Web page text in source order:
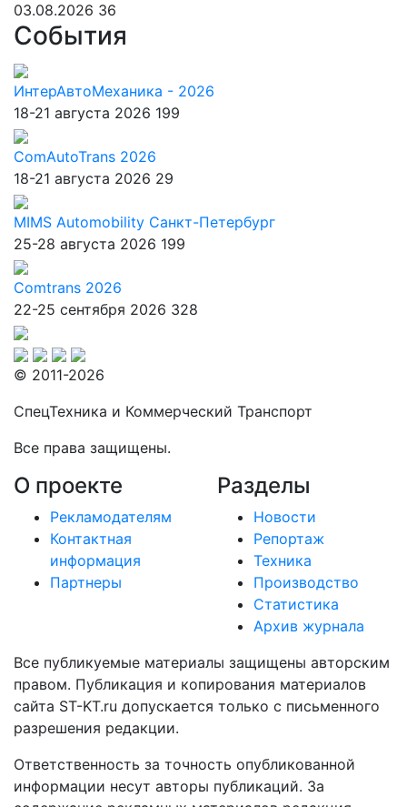
03.08.2026 36
События
ИнтерАвтоМеханика - 2026
18-21 августа 2026 199
ComAutoTrans 2026
18-21 августа 2026 29
MIMS Automobility Санкт-Петербург
25-28 августа 2026 199
Comtrans 2026
22-25 сентября 2026 328
© 2011-2026
СпецТехника и Коммерческий Транспорт
Все права защищены.
О проекте
Рекламодателям
Контактная
информация
Партнеры
Разделы
Новости
Репортаж
Техника
Производство
Статистика
Архив журнала
Все публикуемые материалы защищены авторским
правом. Публикация и копирования материалов
сайта ST-KT.ru допускается только с письменного
разрешения редакции.
Ответственность за точность опубликованной
информации несут авторы публикаций. За